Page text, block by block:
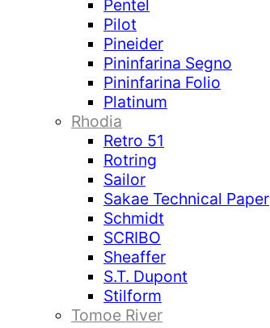
Pentel
Pilot
Pineider
Pininfarina Segno
Pininfarina Folio
Platinum
Rhodia
Retro 51
Rotring
Sailor
Sakae Technical Paper
Schmidt
SCRIBO
Sheaffer
S.T. Dupont
Stilform
Tomoe River